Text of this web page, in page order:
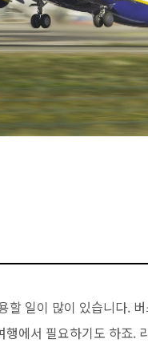
할 일이 많이 있습니다.
에서 필요하기도 하죠.